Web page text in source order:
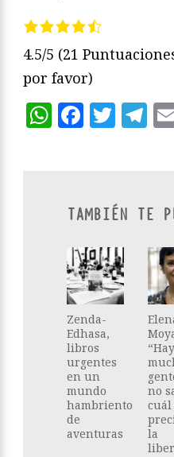
4.5/5 (21
por favor)
TAMBIÉN TE
Zenda-
Edhasa,
libros
urgentes
en un
mundo
hambriento
de
aventuras
“Hay
no
cuál
la